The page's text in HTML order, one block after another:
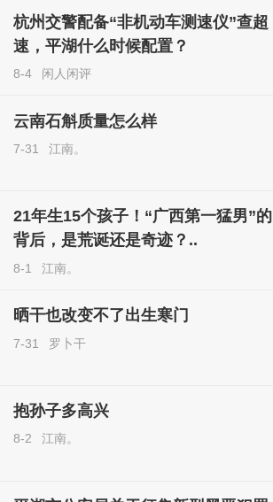
杭州交警配备“非机动车测速仪”查超
速，平湖什么时候配置？
8-4 闲人闲评
云南石斛质量怎么样
7-31 江南。
21年生15个孩子！“广西第一猛男”的
背后，是荒诞还是奇迹？..
8-1 江南。
晒干也改变不了出生寒门
7-31 罗卜干
抱孙子多高兴
8-2 江南。